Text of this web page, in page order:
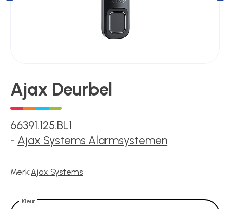
Pulsgevers
Sloten
Ajax Deurbel
66391.125.BL1
- Ajax Systems Alarmsystemen
Merk:Ajax Systems
Kleur